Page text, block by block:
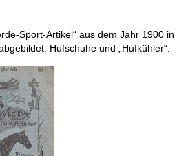
Sport-Artikel“ aus dem Jahr 1900 in
Hufschuhe und „Hufkühler“.